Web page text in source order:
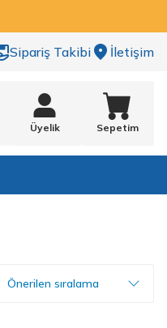
Sipariş Takibi İletişim
Üyelik Sepetim